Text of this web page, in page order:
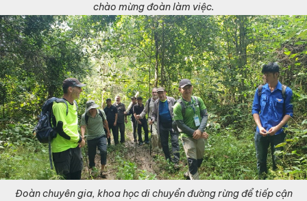
chào mừng đoàn làm việc.
Đoàn chuyên gia, khoa học di chuyển đường rừng để tiếp cận